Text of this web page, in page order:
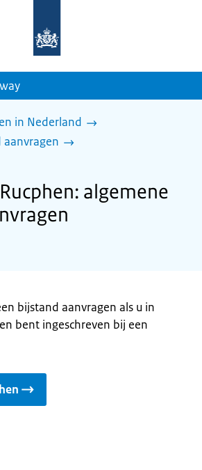
homepage
in Nederland
algemene
bijstand aanvragen als u in
bent ingeschreven bij een